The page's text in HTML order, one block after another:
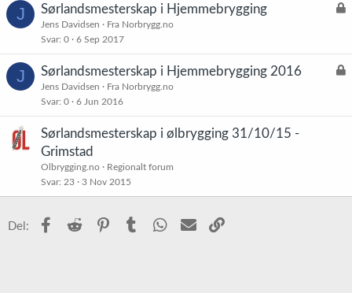
J
L
Sørlandsmesterskap i Hjemmebrygging
Jens Davidsen
Fra Norbrygg.no
Svar 0 6 Sep 2017
J
L
Sørlandsmesterskap i Hjemmebrygging 2016
Jens Davidsen
Fra Norbrygg.no
Svar 0 6 Jun 2016
Sørlandsmesterskap i ølbrygging 31/10/15 -
Grimstad
Olbrygging.no
Regionalt forum
Svar 23 3 Nov 2015
Del: Facebook
Reddit PinterestTumblr WhatsApp
E-post